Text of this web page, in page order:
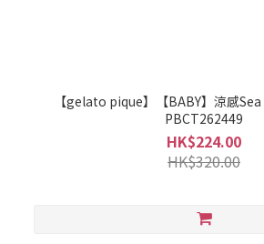
【gelato pique】【BABY】涼感
PBCT262449
HK$224.00
HK$320.00